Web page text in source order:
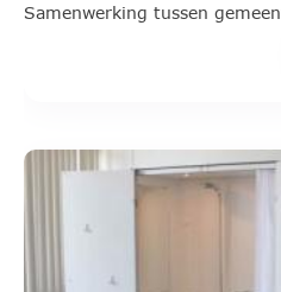
Samenwerking tussen